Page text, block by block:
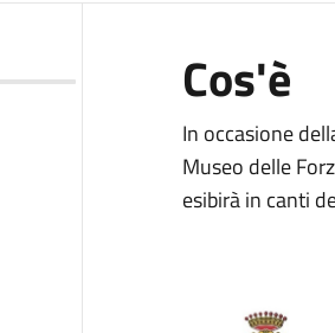
Cos'è
In occasione
Museo delle
esibirà in canti